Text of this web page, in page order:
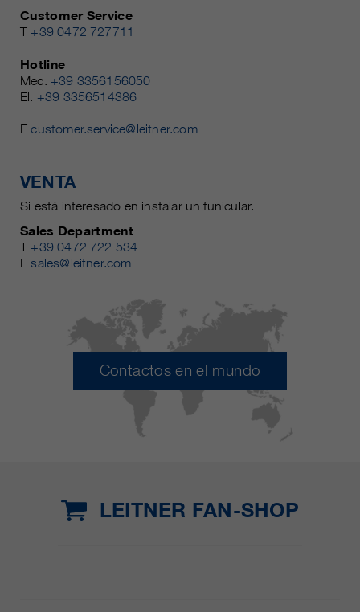
Customer Service
T +39 0472 727711
Hotline
Mec. +39 3356156050
El. +39 3356514386
Ecustomer.service@leitner.com
VENTA
Si está interesado en instalar un funicular.
Sales Department
T +39 0472 722 534
Esales@leitner.com
Contactos en el mundo
LEITNER FAN-SHOP